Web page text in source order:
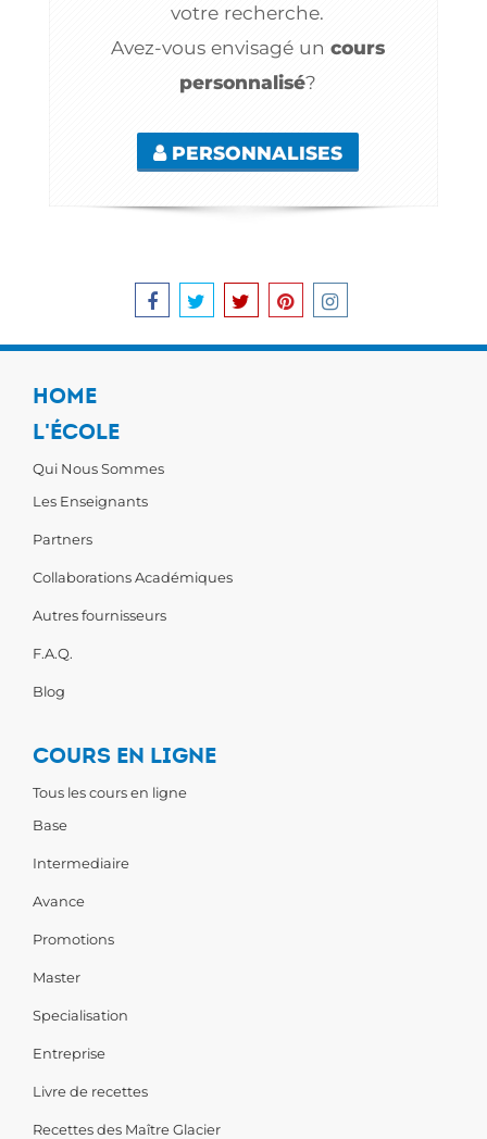
votre recherche.
Avez-vous envisagé un cours
personnalisé?
PERSONNALISES
HOME
L'ÉCOLE
Qui Nous Sommes
Les Enseignants
Partners
Collaborations Académiques
Autres fournisseurs
F.A.Q.
Blog
COURS EN LIGNE
Tous les cours en ligne
Base
Intermediaire
Avance
Promotions
Master
Specialisation
Entreprise
Livre de recettes
Recettes des Maître Glacier